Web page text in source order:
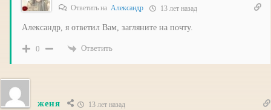
Ответить на Александр 13 лет назад
Александр, я ответил Вам, загляните на почту.
0 Ответить
женя 13 лет назад